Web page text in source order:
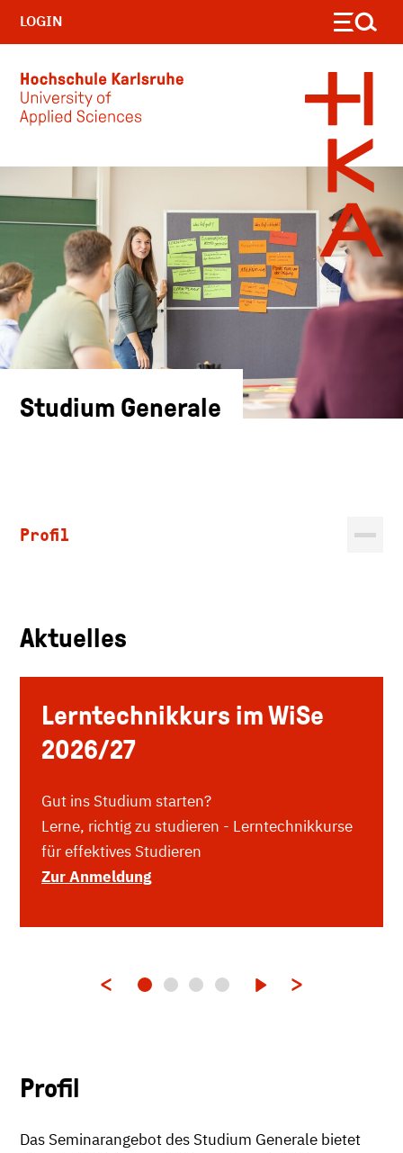
LOGIN
Studium Generale
Profil
Aktuelles
Lerntechnikkurs im WiSe
2026/27
Gut ins Studium starten?
Lerne, richtig zu studieren - Lerntechnikkurse
für effektives Studieren
Zur Anmeldung
Profil
Das Seminarangebot des Studium Generale bietet